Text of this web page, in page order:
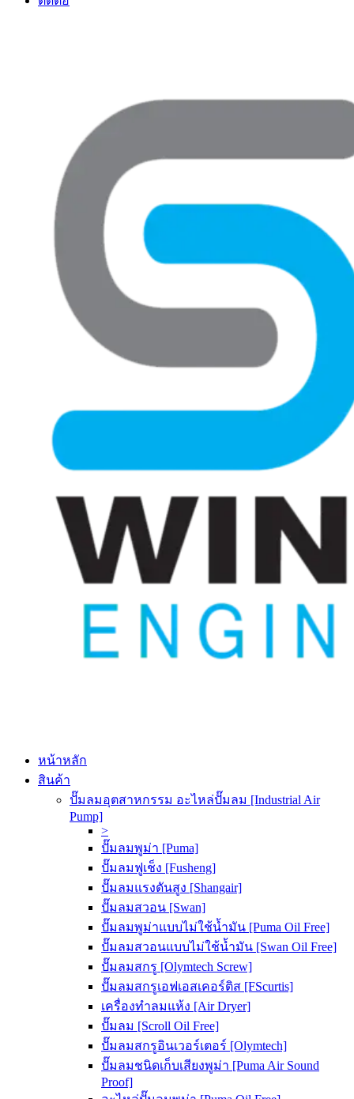
หน้าหลัก
สินค้า
ปั๊มลมอุตสาหกรรม อะไหล่ปั๊มลม [Industrial Air
Pump]
>
ปั๊มลมพูม่า [Puma]
ปั๊มลมฟูเช็ง [Fusheng]
ปั๊มลมแรงดันสูง [Shangair]
ปั๊มลมสวอน [Swan]
ปั๊มลมพูม่าแบบไม่ใช้น้ำมัน [Puma Oil Free]
ปั๊มลมสวอนแบบไม่ใช้น้ำมัน [Swan Oil Free]
ปั๊มลมสกรู [Olymtech Screw]
ปั๊มลมสกรูเอฟเอสเคอร์ติส [FScurtis]
เครื่องทำลมแห้ง [Air Dryer]
ปั๊มลม [Scroll Oil Free]
ปั๊มลมสกรูอินเวอร์เตอร์ [Olymtech]
ปั๊มลมชนิดเก็บเสียงพูม่า [Puma Air Sound
Proof]